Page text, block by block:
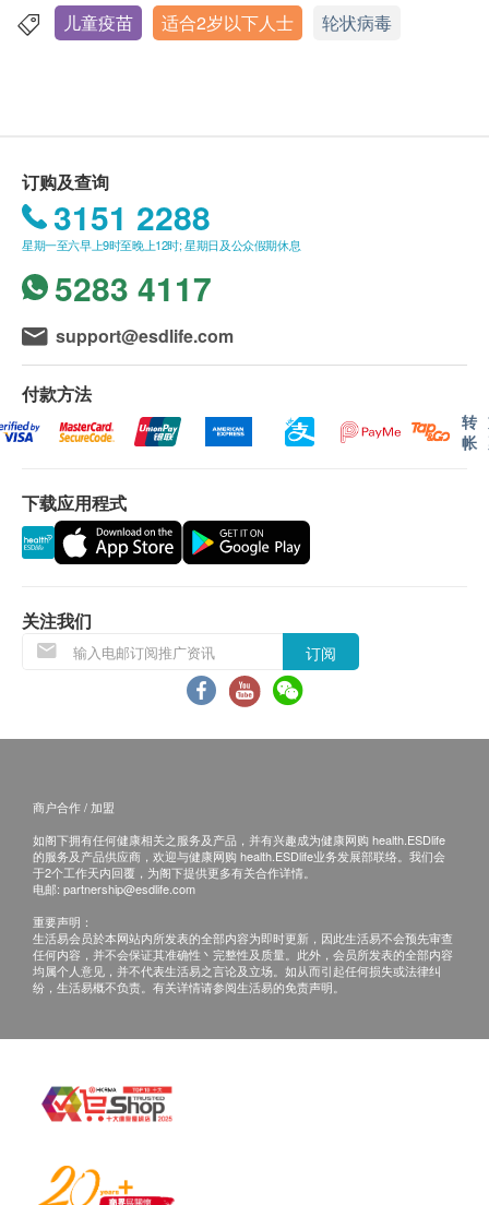
口服轮状病毒疫苗( 第二剂)
6个月：
所有疫苗均在本中心注射，为宝宝提供升级保护。这
是最全面的优质疫苗计画，爸妈更感安心。
* 此项交易必须经医生评估是否适合进行疫苗注射。
如医生认为不适合注射疫苗，将取消此计划的服务，
全数费用退回。
疫苗注射（不包括新冠疫苗相关计划）：
此项交易必须经医生评估是否适合进行疫苗注射
报告：
进行健康检查后，一般情况下，需大概7-10个工作
天跟进检查报告， 工作天不包括星期六、日及公
众假期。 轮侯报告讲解时间会因应不同情况 (如个
别化验项目所需时间或客人指明特定时段) 而有所
延长。(安心注射疫苗计划需10-14个工作天由医生
讲解报告)
A. 本地/海外客户
(1) 亲身领取：亲身前往各诊所
B. 国内客户
(1) 亲身领取：亲身前往检验中心
备注：
如果客户已完成电话或面解服务,若再要求讲解,需
另外收取$230解析报告费。
意：複印本报告未必完整。
所有身体检查并非作为医务诊断或治疗用途，如需
撰写医生转介信，将作额外收费$230。
如有争议，健康网购health.ESDlife 及庄柏医疗保
留最后决定权。
免责声明：
途。当阁下身体健康出现任何疾病征兆时，应立即
本服务/产品由商户提供。生活易【健康网购
health.ESDlife】并没有经营或提供本服务/产品。
产品而引致的损失、损害、受伤或法律诉讼，健康
元朗 旺角 佐敦 荃湾 上水
星期三9:00am – 1:00pm, 3:00pm – 7:00pm(
星期六、日及公众假期 休息
儿童疫苗 适合2岁以下人士 轮状病毒
订购及查询
3151 2288
星期一至六早上9时至晚上12时; 星期日及公众假期休息
5283 4117
support@esdlife.com
付款方法
转
帐
下载应用程式
关注我们
订阅
商户合作 / 加盟
如阁下拥有任何健康相关之服务及产品，并有兴趣成为健康网购 health.ESDlife
的服务及产品供应商，欢迎与健康网购 health.ESDlife业务发展部联络。我们会
于2个工作天内回覆，为阁下提供更多有关合作详情。
电邮: partnership@esdlife.com
重要声明：
生活易会员於本网站内所发表的全部内容为即时更新，因此生活易不会预先审查
任何内容，并不会保证其准确性丶完整性及质量。此外，会员所发表的全部内容
均属个人意见，并不代表生活易之言论及立场。如从而引起任何损失或法律纠
纷，生活易概不负责。有关详情请参阅生活易的免责声明。